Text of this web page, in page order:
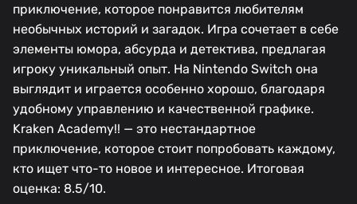
приключение, которое понравится любителям
необычных историй и загадок. Игра сочетает в себе
элементы юмора, абсурда и детектива, предлагая
игроку уникальный опыт. На Nintendo Switch она
выглядит и играется особенно хорошо, благодаря
удобному управлению и качественной графике.
Kraken Academy!! — это нестандартное
приключение, которое стоит попробовать каждому,
кто ищет что-то новое и интересное. Итоговая
оценка: 8.5/10.